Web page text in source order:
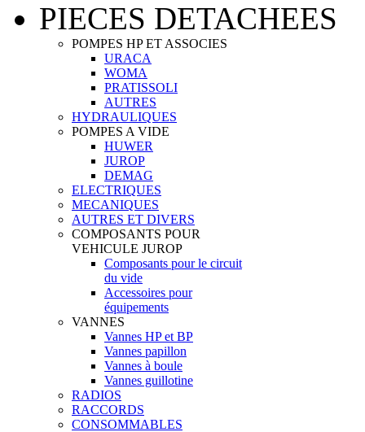
PIECES DETACHEES
POMPES HP ET ASSOCIES
URACA
WOMA
PRATISSOLI
AUTRES
HYDRAULIQUES
POMPES A VIDE
HUWER
JUROP
DEMAG
ELECTRIQUES
MECANIQUES
AUTRES ET DIVERS
COMPOSANTS POUR
VEHICULE JUROP
Composants pour le circuit
du vide
Accessoires pour
équipements
VANNES
Vannes HP et BP
Vannes papillon
Vannes à boule
Vannes guillotine
RADIOS
RACCORDS
CONSOMMABLES